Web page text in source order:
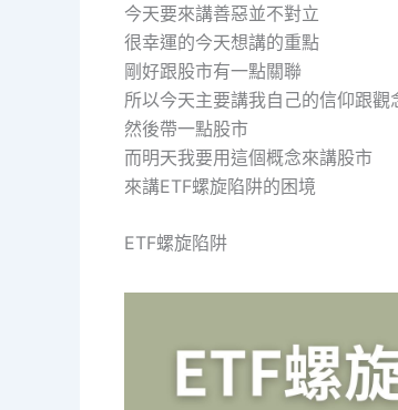
今天要來講善惡並不對立
很幸運的今天想講的重點
剛好跟股市有一點關聯
所以今天主要講我自己的信仰跟觀
然後帶一點股市
而明天我要用這個概念來講股市
來講ETF螺旋陷阱的困境
ETF螺旋陷阱